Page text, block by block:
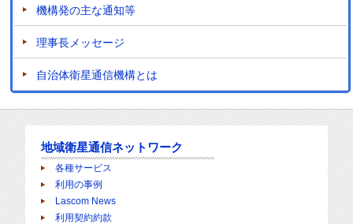
機構発の主な通知等
理事長メッセージ
自治体衛星通信機構とは
地域衛星通信ネットワーク
各種サービス
利用の事例
Lascom News
利用契約約款